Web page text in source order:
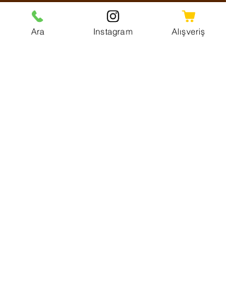
Sosyal Medya
Ara Instagram Alışveriş